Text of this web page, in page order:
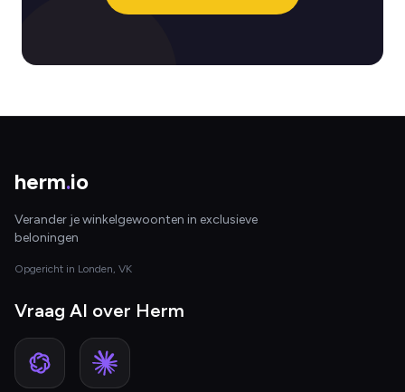
herm.io
Verander je winkelgewoonten in exclusieve
beloningen
Opgericht in Londen, VK
Vraag AI over Herm